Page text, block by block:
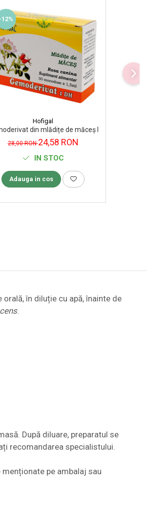
Hofigal
din mlădițe de măceș Hofigal 30 monodoze
28,00 RON24,58 RON
IN STOC
Adauga in cos
în diluție cu apă, înainte de
.
După diluare, preparatul se
recomandarea specialistului.
pe ambalaj sau